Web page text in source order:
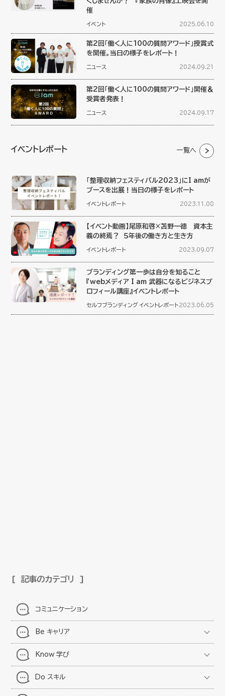
催
イベント 2025.06.10
第2回「働く人に100の質問アワード」授賞式
を開催。当日の様子をレポート！
ニュース 2024.09.21
第2回「働く人に100の質問アワード」開催＆
受賞者発表！
ニュース 2024.09.17
イベントレポート 一覧へ
「整理収納フェスティバル2023」にI amが
ブースを出展！当日の様子をレポート
イベントレポート 2023.11.08
【イベント動画】尾原和啓×苫野一徳 資本主
義の終焉？ ５年後の働き方と生き方
イベントレポート 2023.09.07
ブランディング第一歩は自分を知ること
『webメディア I am 武器になるビジネスプ
ロフィール講座』イベントレポート
セルフブランディング イベントレポート 2023.06.05
記事のカテゴリ
コミュニケーション
Be キャリア
Know 学び
Do スキル